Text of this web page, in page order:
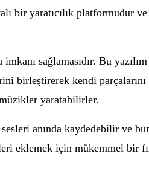
bir yaratıcılık platformudur ve
sağlamasıdır. Bu yazılım
birleştirerek kendi
yaratabilirler.
anında kaydedebilir ve
eklemek için mükemmel bir